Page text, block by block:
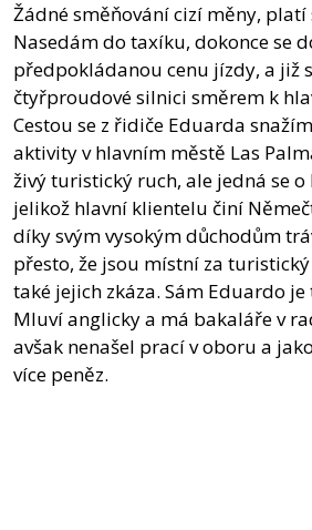
Žádné směňování cizí měny, platí
Nasedám do taxíku, dokonce se
předpokládanou cenu jízdy, a již
čtyřproudové silnici směrem k
Cestou se z řidiče Eduarda
aktivity v hlavním městě Las
živý turistický ruch, ale jedná se
jelikož hlavní klientelu činí
díky svým vysokým důchodům
přesto, že jsou místní za
také jejich zkáza. Sám Eduardo
Mluví anglicky a má bakaláře v
avšak nenašel prací v oboru a
více peněz.